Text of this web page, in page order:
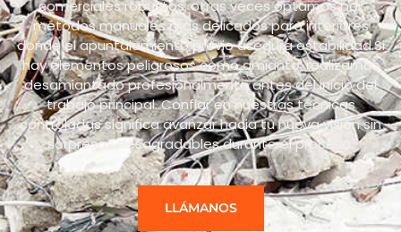
comerciales robustos: otras veces optamos por
métodos manuales más delicados para interiores
donde el apuntalamiento previo asegura estabilidad.Si
hay elementos peligrosos como amianto, realizamos
desamiantado profesionalmente antes del inicio del
trabajo principal. Confiar en nuestras técnicas
controladas significa avanzar hacia tu nueva visión sin
sorpresas desagradables durante el proceso.
LLÁMANOS